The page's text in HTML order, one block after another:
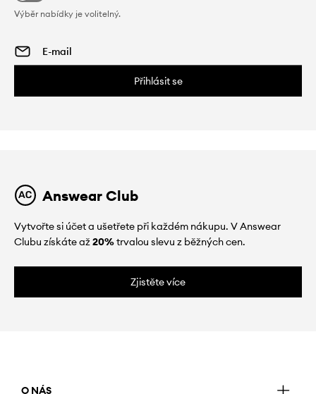
Výběr nabídky je volitelný.
Přihlásit se
Answear Club
Vytvořte si účet a ušetřete při každém nákupu. V Answear
Clubu získáte až20%trvalou slevu z běžných cen.
Zjistěte více
O NÁS